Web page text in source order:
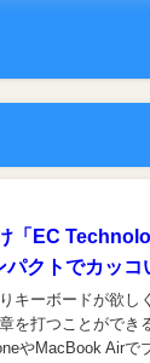
「EC
クトでカッコ
キーボードが欲し
を打つことができ
やMacBook Airで